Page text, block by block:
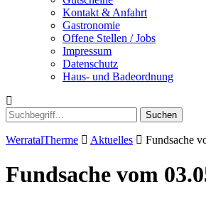
Kontakt & Anfahrt
Gastronomie
Offene Stellen / Jobs
Impressum
Datenschutz
Haus- und Badeordnung
Suchen
WerratalTherme Aktuelles Fundsache
Fundsache vom